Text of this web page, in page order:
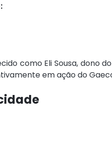
como Eli Sousa, dono
em ação do